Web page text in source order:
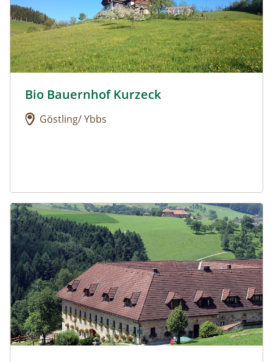
Urlaub am Bauernhof: Bio Bauernhof Kurzeck
Bio Bauernhof Kurzeck
Göstling/ Ybbs
Urlaub am Bauernhof: Dorferhof